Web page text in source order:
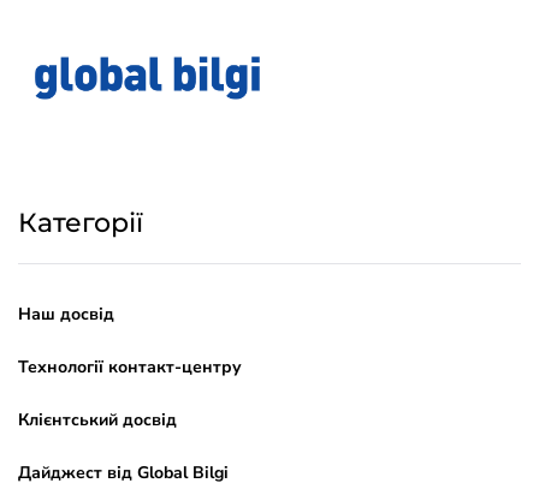
Категорії
Наш досвід
Технології контакт-центру
Клієнтський досвід
Дайджест від Global Bilgi